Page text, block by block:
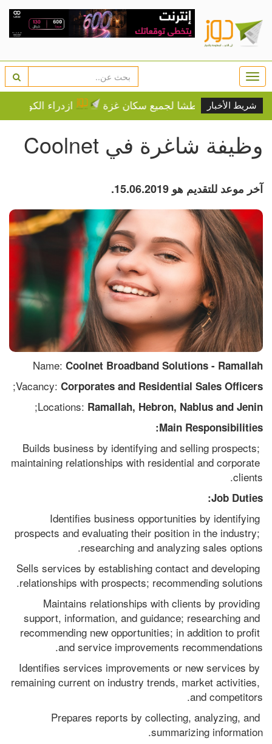
شريط الأخبار
أو الموت عطشا لجميع سكان غزة ازدراء الكونغرس..
وظيفة شاغرة في Coolnet
آخر موعد للتقديم هو 15.06.2019.
Name: Coolnet Broadband Solutions - Ramallah
Vacancy: Corporates and Residential Sales Officers
;
Locations: Ramallah, Hebron, Nablus and Jenin
;
Main Responsibilities:
Builds business by identifying and selling prospects;
maintaining relationships with residential and corporate
clients.
Job Duties:
Identifies business opportunities by identifying
prospects and evaluating their position in the industry;
researching and analyzing sales options.
Sells services by establishing contact and developing
relationships with prospects; recommending solutions.
Maintains relationships with clients by providing
support, information, and guidance; researching and
recommending new opportunities; in addition to profit
and service improvements recommendations.
Identifies services improvements or new services by
remaining current on industry trends, market activities,
and competitors.
Prepares reports by collecting, analyzing, and
summarizing information.